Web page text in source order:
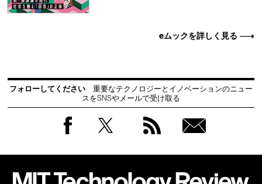
eムックを詳しく見る
フォローしてください
重要なテクノロジーとイノベーションのニュー
スをSNSやメールで受け取る